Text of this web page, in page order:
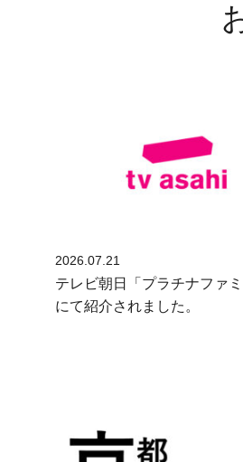
2026.07.21
テレビ朝日「プラチナファミ
にて紹介されました。